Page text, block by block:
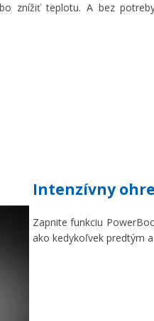
znížiť teplotu. A bez
Intenzívny
Zapnite funkciu
ako kedykoľvek predtým